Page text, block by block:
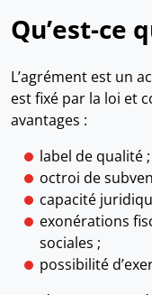
Qu’est-ce
L’agrément est un
est fixé par la loi et
avantages :
label de qualité ;
octroi de
capacité
exonérations
sociales ;
possibilité